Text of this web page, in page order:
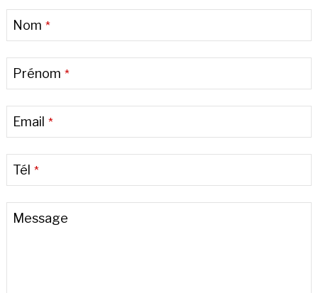
Nom *
Prénom *
Email *
Tél *
Message